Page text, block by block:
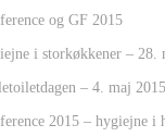
og GF 2015
i storkøkkener – 28.
– 4. maj 2015
2015 – hygiejne i